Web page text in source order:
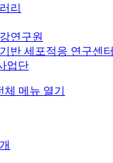
리
연구원
반 세포적응 연구센터
업단
체 메뉴 열기